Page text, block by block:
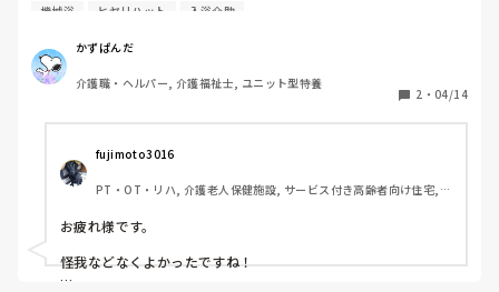
正直、沢山利用者様がいる中で1人を優先して業務すること
このような利用者様がいる施設ではどのように対応してるか
教えていただけると幸いです。
全マヒ)で、担送用のストレッチャーから入浴用のストレッ
トレッチャー間が開き、その間から入居者さんが落下しそう
になりました。
上半身は隣のユニットのスタッフ、下半身は僕が支えてスラ
トレッチャーが動き隙間ができてその間から落ちそうになり
上半身側の人が脇を抱えて、ゆっくり二人で床に降ろして、
頭をぶつけたり身体を打ったりもなかったのが不幸中の幸い
でしたが、すぐに主任等へ内線し来てもらい確認してもらい
ましたが出血や怪我もなく本人からも痛み訴えもありません
でした。
今まで、病院などで毎日のようにストレッチャー浴に関わっ
機械浴 ヒヤリハット 入浴介助
かずぱんだ
介護職・ヘルパー, 介護福祉士, ユニット型特養
2 ・ 04/14
fujimoto3016
PT・OT・リハ, 介護老人保健施設, サービス付き高齢者向け住宅,
お疲れ様です。
怪我などなくよかったですね！